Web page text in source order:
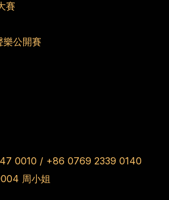
賽
樂公開賽
0010 / +86 0769 2339 0140
周小姐